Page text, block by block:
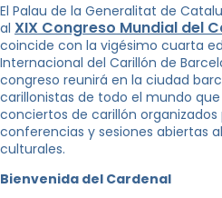
El Palau de la Generalitat de
al XIX Congreso Mundial del
coincide con la vigésimo cuarta
Internacional del Carillón de
congreso reunirá en la ciudad
carillonistas de todo el mundo
conciertos de carillón organizados
conferencias y sesiones abiertas
culturales.
Bienvenida del Cardenal